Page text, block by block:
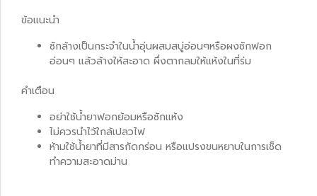
ข้อแนะนำ
ซักล้างเป็นกระจำในน้ำอุ่นผสมสบู่อ่อนๆหรือผงซักฟอก
อ่อนๆ แล้วล้างให้สะอาด ผึ่งตากลมให้แห้งในที่ร่ม
คำเตือน
อย่าใช้น้ำยาฟอกย้อมหรือซักแห้ง
ไม่ควรนำไว้ใกล้เปลวไฟ
ห้ามใช้น้ำยาที่มีสารกัดกร่อน หรือแปรงขนหยาบในการเช็ด
ทำความสะอาดม่าน